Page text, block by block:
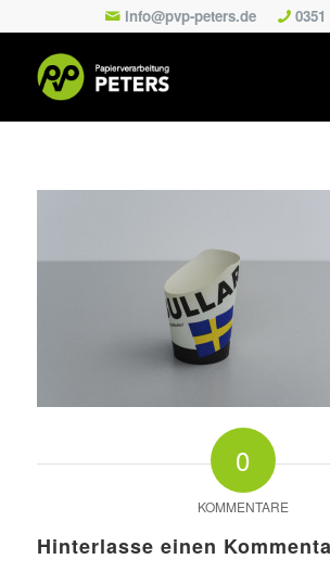
info@pvp-peters.de 0351
0
KOMMENTARE
Hinterlasse einen